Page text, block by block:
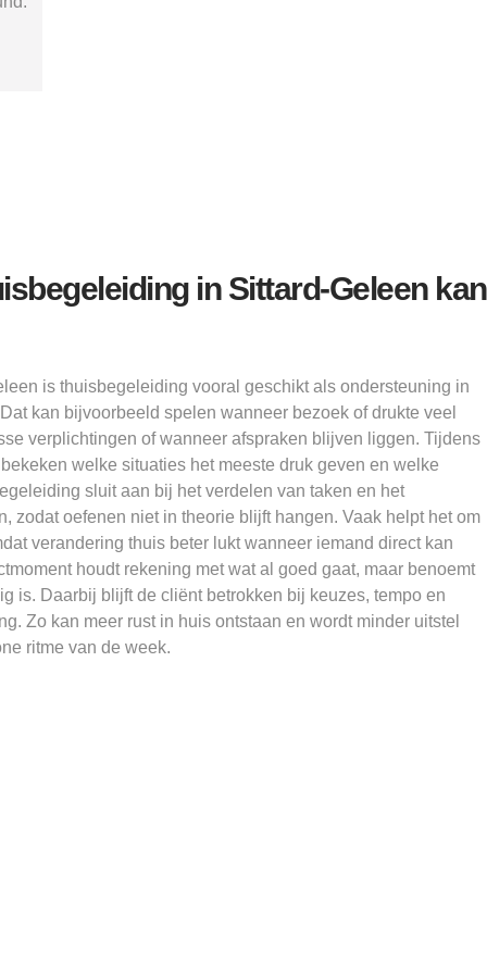
in Sittard-Geleen kan
is thuisbegeleiding vooral geschikt als ondersteuning in
kan bijvoorbeeld spelen wanneer bezoek of drukte veel
verplichtingen of wanneer afspraken blijven liggen. Tijdens
welke situaties het meeste druk geven en welke
sluit aan bij het verdelen van taken en het
zodat oefenen niet in theorie blijft hangen. Vaak helpt het om
verandering thuis beter lukt wanneer iemand direct kan
houdt rekening met wat al goed gaat, maar benoemt
is. Daarbij blijft de cliënt betrokken bij keuzes, tempo en
Zo kan meer rust in huis ontstaan en wordt minder uitstel
ritme van de week.